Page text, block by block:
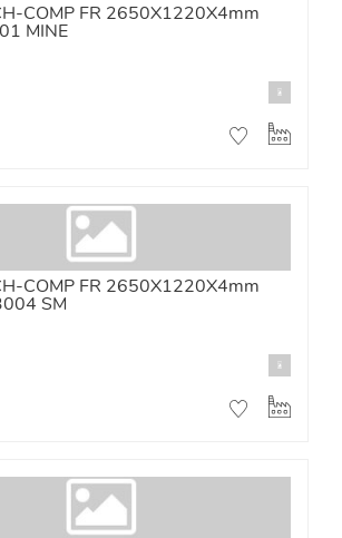
COMP FR 2650X1220X4mm
MINE
COMP FR 2650X1220X4mm
SM